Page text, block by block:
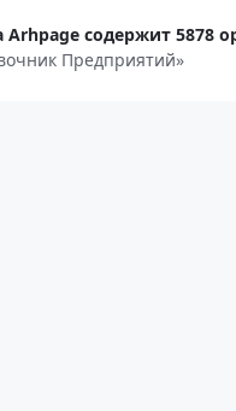
Arhpage содержит 5878
Предприятий»